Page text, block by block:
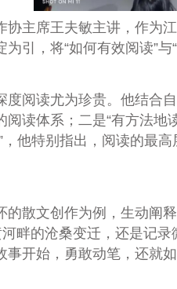
主席王夫敏主讲，作为
引，将“如何有效阅读”与
阅读尤为珍贵。他结合
读体系；二是“有方法
他特别指出，阅读的最
散文创作为例，生动阐
畔的沧桑变迁，还是记
开始，勇敢动笔，还就